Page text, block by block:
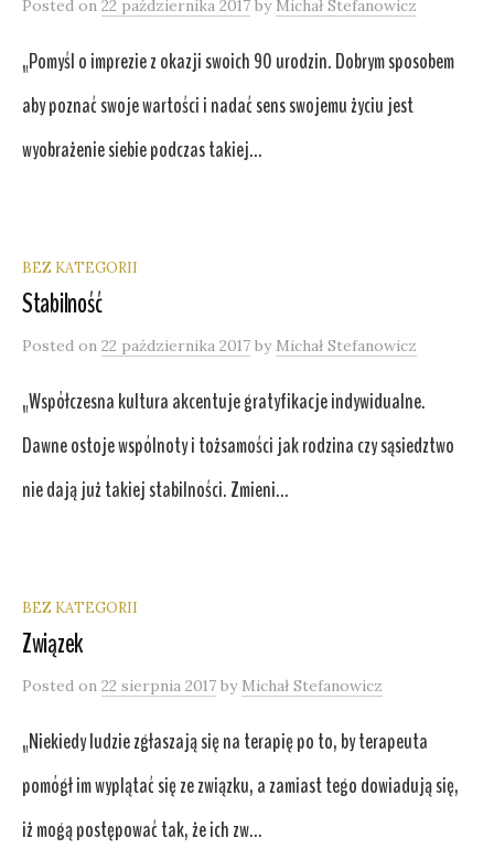
Posted on 22 października 2017 by Michał Stefanowicz
„Pomyśl o imprezie z okazji swoich 90 urodzin. Dobrym sposobem
aby poznać swoje wartości i nadać sens swojemu życiu jest
wyobrażenie siebie podczas takiej...
BEZ KATEGORII
Stabilność
Posted on 22 października 2017 by Michał Stefanowicz
„Współczesna kultura akcentuje gratyfikacje indywidualne.
Dawne ostoje wspólnoty i tożsamości jak rodzina czy sąsiedztwo
nie dają już takiej stabilności. Zmieni...
BEZ KATEGORII
Związek
Posted on 22 sierpnia 2017 by Michał Stefanowicz
„Niekiedy ludzie zgłaszają się na terapię po to, by terapeuta
pomógł im wyplątać się ze związku, a zamiast tego dowiadują się,
iż mogą postępować tak, że ich zw...